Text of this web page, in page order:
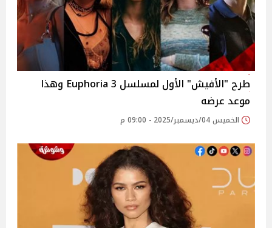
طرح "الأفيش" الأول لمسلسل 3 Euphoria وهذا
موعد عرضه
الخميس 04/ديسمبر/2025 - 09:00 م